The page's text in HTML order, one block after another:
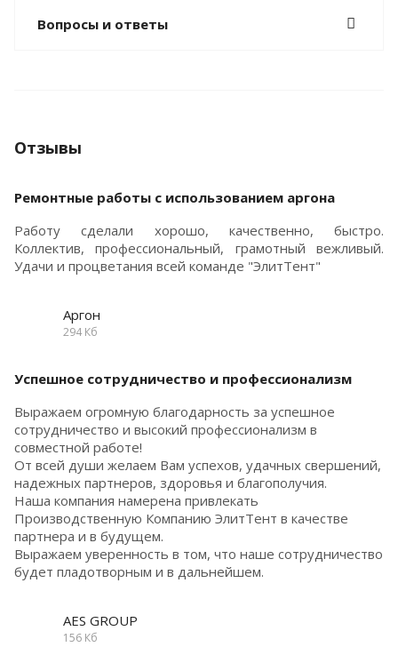
Вопросы и ответы
Отзывы
Ремонтные работы с использованием аргона
Работу сделали хорошо, качественно, быстро.
Коллектив, профессиональный, грамотный вежливый.
Удачи и процветания всей команде "ЭлитТент"
Аргон
294 Кб
Успешное сотрудничество и профессионализм
Выражаем огромную благодарность за успешное
сотрудничество и высокий профессионализм в
совместной работе!
От всей души желаем Вам успехов, удачных свершений,
надежных партнеров, здоровья и благополучия.
Наша компания намерена привлекать
Производственную Компанию ЭлитТент в качестве
партнера и в будущем.
Выражаем уверенность в том, что наше сотрудничество
будет пладотворным и в дальнейшем.
AES GROUP
156 Кб